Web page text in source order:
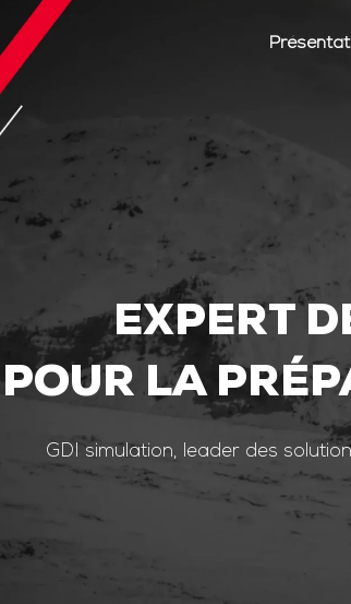
EXPERT
POUR LA
GDI simulation, leader des